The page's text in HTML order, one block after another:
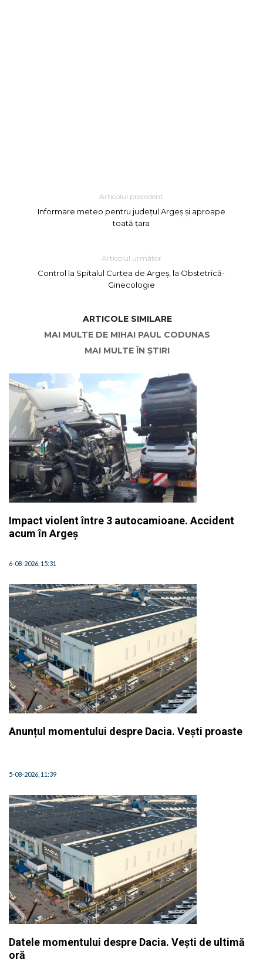
Articolul precedent
Informare meteo pentru județul Argeș și aproape
toată țara
Articolul următor
Control la Spitalul Curtea de Argeș, la Obstetrică-
Ginecologie
ARTICOLE SIMILARE
MAI MULTE DE MIHAI PAUL CODUNAS
MAI MULTE ÎN ȘTIRI
Impact violent între 3 autocamioane. Accident
acum în Argeș
6-08-2026, 15:31
Anunțul momentului despre Dacia. Vești proaste
5-08-2026, 11:39
Datele momentului despre Dacia. Vești de ultimă
oră